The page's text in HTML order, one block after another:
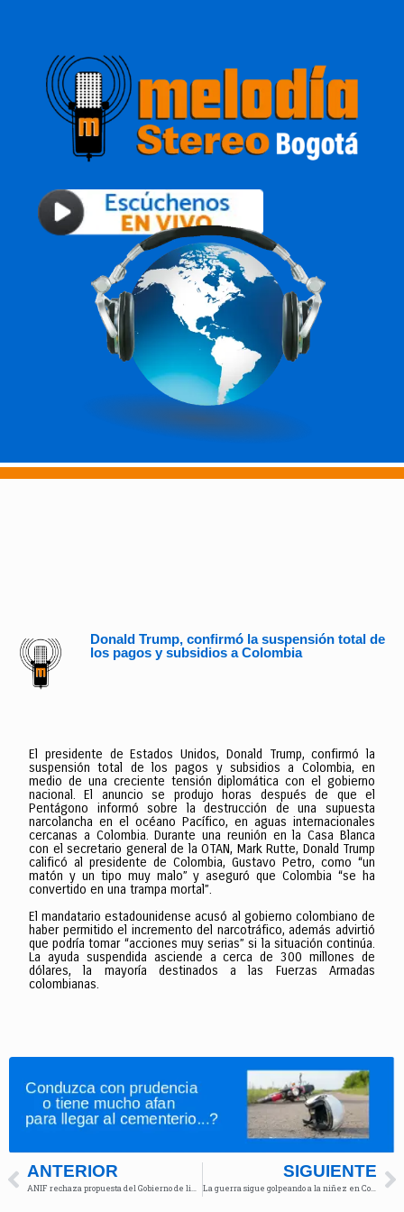
Donald Trump, confirmó la suspensión total de
los pagos y subsidios a Colombia
El presidente de Estados Unidos, Donald Trump, confirmó la
suspensión total de los pagos y subsidios a Colombia, en
medio de una creciente tensión diplomática con el gobierno
nacional. El anuncio se produjo horas después de que el
Pentágono informó sobre la destrucción de una supuesta
narcolancha en el océano Pacífico, en aguas internacionales
cercanas a Colombia. Durante una reunión en la Casa Blanca
con el secretario general de la OTAN, Mark Rutte, Donald Trump
calificó al presidente de Colombia, Gustavo Petro, como “un
matón y un tipo muy malo” y aseguró que Colombia “se ha
convertido en una trampa mortal”.
El mandatario estadounidense acusó al gobierno colombiano de
haber permitido el incremento del narcotráfico, además advirtió
que podría tomar “acciones muy serias” si la situación continúa.
La ayuda suspendida asciende a cerca de 300 millones de
dólares, la mayoría destinados a las Fuerzas Armadas
colombianas.
ANTERIOR SIGUIENTE
La guerra sigue golpeando a la niñez en Colombia, según la ONU